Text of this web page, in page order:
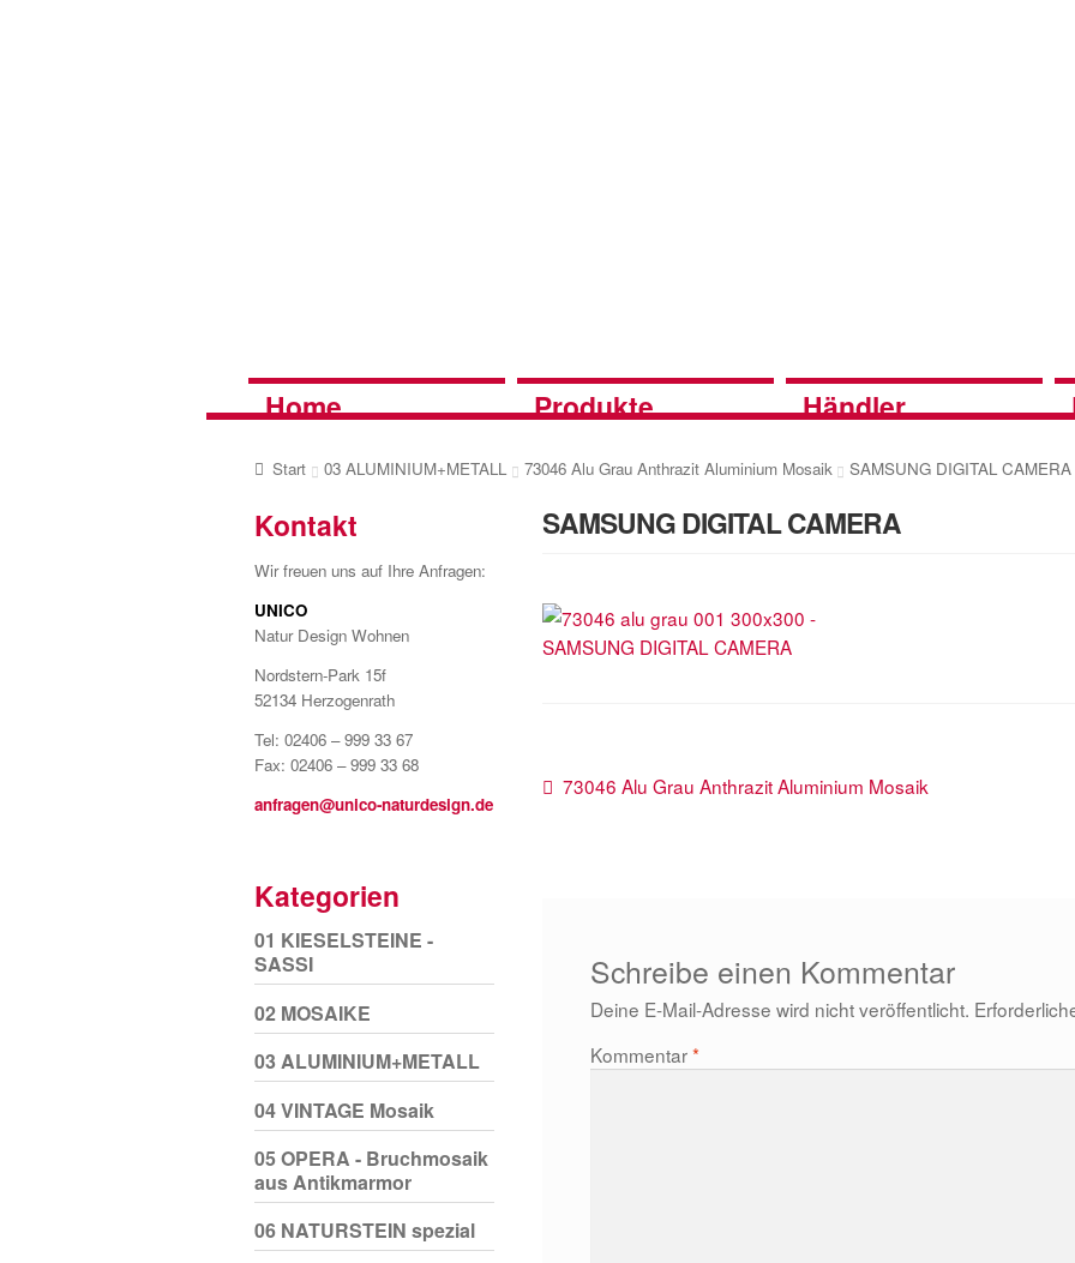
Home Produkte Händler
Start 03 ALUMINIUM+METALL 73046 Alu Grau Anthrazit Aluminium Mosaik SAMSUNG DIGITAL CAMERA
SAMSUNG DIGITAL CAMERA
Beitragsnavigation
Vorheriger
73046 Alu Grau Anthrazit Aluminium Mosaik
Schreibe einen Kommentar
Deine E-Mail-Adresse wird nicht veröffentlicht.
Kommentar*
Kontakt
Wir freuen uns auf Ihre Anfragen:
UNICO
Natur Design Wohnen
Nordstern-Park 15f
52134 Herzogenrath
Tel: 02406 – 999 33 67
Fax: 02406 – 999 33 68
anfragen@unico-naturdesign.de
Kategorien
01 KIESELSTEINE -
SASSI
02 MOSAIKE
03 ALUMINIUM+METALL
04 VINTAGE Mosaik
05 OPERA - Bruchmosaik
aus Antikmarmor
06 NATURSTEIN spezial